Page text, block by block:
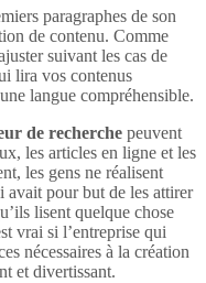
paragraphes de son
de contenu. Comme
suivant les cas de
lira vos contenus
langue compréhensible.
de recherche peuvent
les articles en ligne et les
les gens ne réalisent
avait pour but de les attirer
lisent quelque chose
vrai si l’entreprise qui
nécessaires à la création
et divertissant.